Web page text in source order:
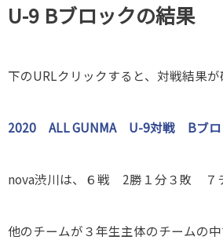
U-9 Bブロックの結果
下のURLクリックすると、対戦結果が
2020 ALL GUNMA U-9対戦 Bブロ
nova渋川は、６戦 2勝１分３敗 ７
他のチームが３年生主体のチームの